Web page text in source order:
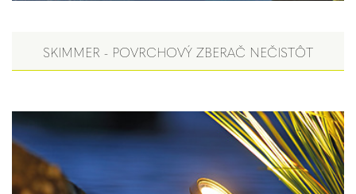
SKIMMER - POVRCHOVÝ ZBERAČ NEČISTÔT